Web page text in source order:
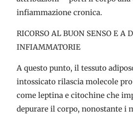
infiammazione cronica.
RICORSO AL BUON SENSO E A
INFIAMMATORIE
A questo punto, il tessuto
intossicato rilascia molecole
come leptina e citochine che
depurare il corpo, nonostante i